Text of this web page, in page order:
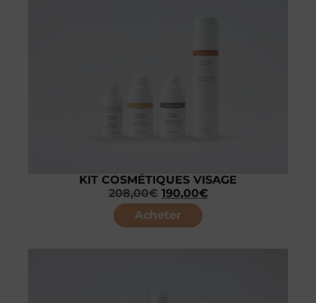
KIT COSMÉTIQUES VISAGE
208,00€ 190,00€
Acheter